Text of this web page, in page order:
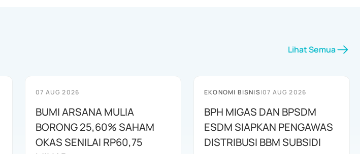
Lihat Semua
07 AUG 2026
BUMI ARSANA MULIA
BORONG 25,60% SAHAM
OKAS SENILAI RP60,75
EKONOMI BISNIS|07 AUG 2026
BPH MIGAS DAN BPSDM
ESDM SIAPKAN PENGAWAS
DISTRIBUSI BBM SUBSIDI